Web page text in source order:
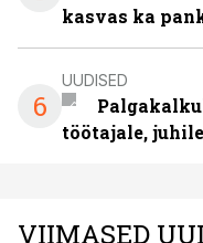
kasvas ka
6
UUDISED
töötajale, juhile
VIIMASED